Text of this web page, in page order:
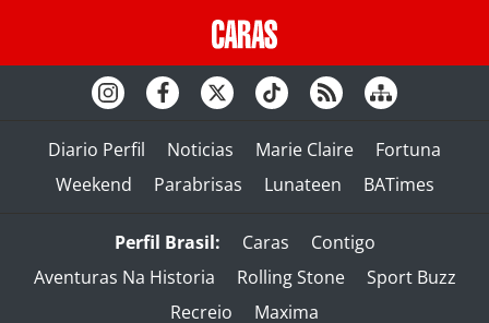
Diario Perfil Noticias Marie Claire
Fortuna
Weekend
Parabrisas Lunateen BATimes
Perfil Brasil: Caras
Contigo
Aventuras Na Historia
Rolling Stone
Sport Buzz
Recreio
Maxima